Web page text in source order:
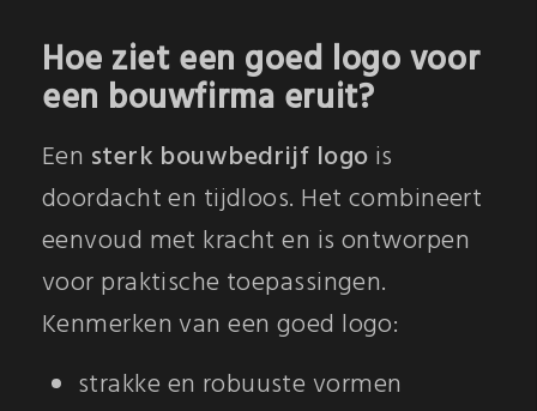
Hoe ziet een goed logo voor
een bouwfirma eruit?
Een sterk bouwbedrijf logo is
doordacht en tijdloos. Het combineert
eenvoud met kracht en is ontworpen
voor praktische toepassingen.
Kenmerken van een goed logo:
strakke en robuuste vormen